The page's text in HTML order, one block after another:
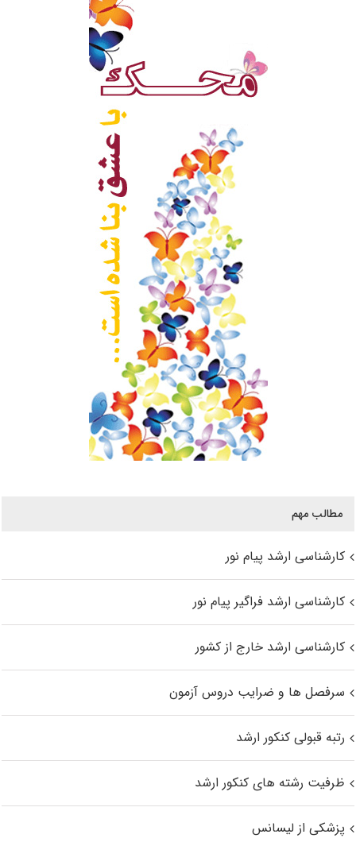
مطالب مهم
کارشناسی ارشد پیام نور
کارشناسی ارشد فراگیر پیام نور
کارشناسی ارشد خارج از کشور
سرفصل ها و ضرایب دروس آزمون
رتبه قبولی کنکور ارشد
ظرفیت رشته های کنکور ارشد
پزشکی از لیسانس